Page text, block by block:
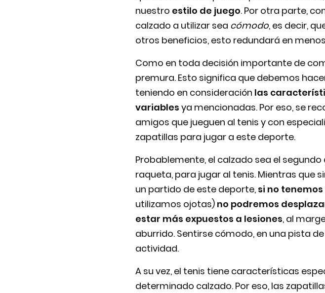
nuestro estilo de juego. Por otra parte,
calzado a utilizar sea cómodo, es decir,
otros beneficios, esto redundará en
Como en toda decisión importante de
premura. Esto significa que debemos
teniendo en consideración las
variables ya mencionadas. Por eso, se
amigos que jueguen al tenis y con
zapatillas para jugar a este deporte.
Probablemente, el calzado sea el
raqueta, para jugar al tenis. Mientras que
un partido de este deporte, si no
utilizamos ojotas) no podremos
estar más expuestos a lesiones, al
aburrido. Sentirse cómodo, en una pista
actividad.
A su vez, el tenis tiene características
determinado calzado. Por eso, las